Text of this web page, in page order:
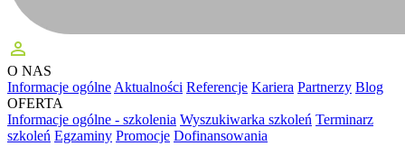
perm_identity
O NAS
Informacje ogólne Aktualności Referencje Kariera Partnerzy Blog
OFERTA
Informacje ogólne - szkolenia Wyszukiwarka szkoleń Terminarz
szkoleń Egzaminy Promocje Dofinansowania